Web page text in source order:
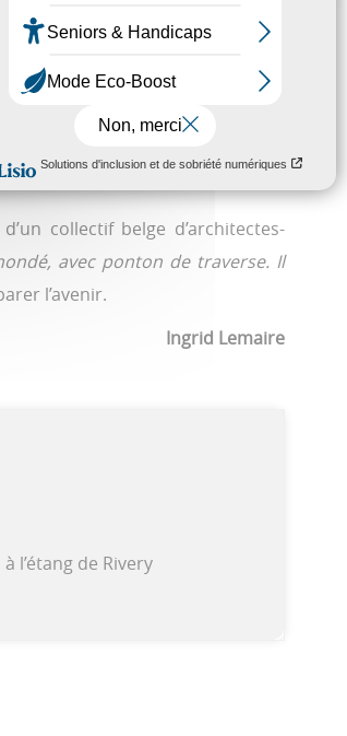
collectif belge d’architectes-
avec ponton de traverse. Il
l’avenir.
Ingrid Lemaire
l’étang de Rivery